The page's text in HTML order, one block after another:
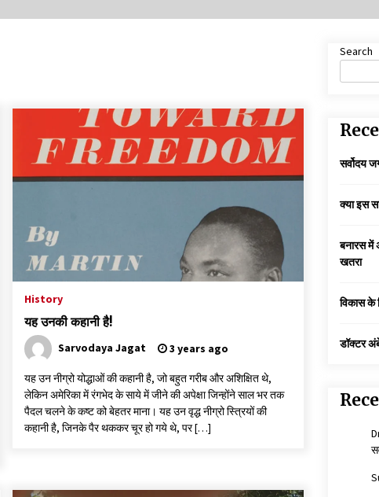
इतिहास बदलने के प्रयास का विरोध करना होगा
3 years ago
यह समझना ज़्यादा ज़रूरी कि किसको सत्ता में नहीं आना
History
यह उनकी कहानी है!
Sarvodaya Jagat 3 years ago
यह उन नीग्रो योद्धाओं की कहानी है, जो बहुत गरीब और अशिक्षित थे,
लेकिन अमेरिका में रंगभेद के साये में जीने की अपेक्षा जिन्होंने साल भर तक
पैदल चलने के कष्ट को बेहतर माना। यह उन वृद्ध नीग्रो स्त्रियों की
कहानी है, जिनके पैर थककर चूर हो गये थे, पर […]
Search
सर्वोदय
क्या इस
बनारस में
खतरा
विकास के
डॉक्टर